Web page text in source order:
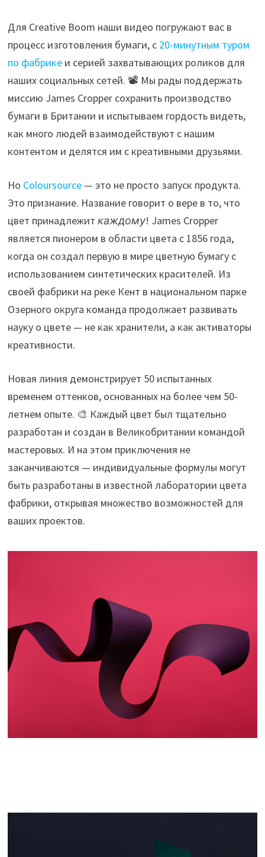
Для Creative Boom наши видео погружают вас в
процесс изготовления бумаги, с 20-минутным туром
по фабрике и серией захватывающих роликов для
наших социальных сетей. 📽️ Мы рады поддержать
миссию James Cropper сохранить производство
бумаги в Британии и испытываем гордость видеть,
как много людей взаимодействуют с нашим
контентом и делятся им с креативными друзьями.
Но Coloursource — это не просто запуск продукта.
Это признание. Название говорит о вере в то, что
цвет принадлежиткаждому! James Cropper
является пионером в области цвета с 1856 года,
когда он создал первую в мире цветную бумагу с
использованием синтетических красителей. Из
своей фабрики на реке Кент в национальном парке
Озерного округа команда продолжает развивать
науку о цвете — не как хранители, а как активаторы
креативности.
Новая линия демонстрирует 50 испытанных
временем оттенков, основанных на более чем 50-
летнем опыте. 🎨 Каждый цвет был тщательно
разработан и создан в Великобритании командой
мастеровых. И на этом приключения не
заканчиваются — индивидуальные формулы могут
быть разработаны в известной лаборатории цвета
фабрики, открывая множество возможностей для
ваших проектов.